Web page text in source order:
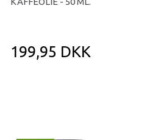
199,95 DKK